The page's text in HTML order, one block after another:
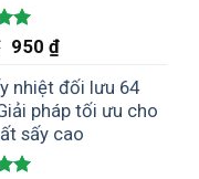
950₫
nhiệt đối lưu 64
pháp tối ưu cho
sấy cao